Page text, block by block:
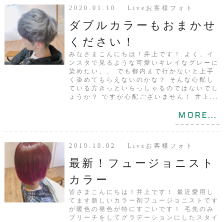
2020.01.10 Liveお客様フォト
ダブルカラーもおまかせ
ください！
みなさまこんにちは！井上です！ よく、イ
ンスタで見るような可愛いキレイなグレーに
染めたい、、 でも都内まで行かないと上手
く染めてもらえないのかな？ そんな心配し
ている方きっといらっしゃるのではないでし
ょうか？ ですが心配ございません！ 井上...
MORE...
2019.10.02 Liveお客様フォト
最新！フュージョニスト
カラー
皆さまこんにちは！井上です！ 最近愛用し
てます新しいカラー剤フュージョニストです
が暖色の発色が特にすごいです！ 毛先のみ
ブリーチをしてグラデーションにしたスタイ